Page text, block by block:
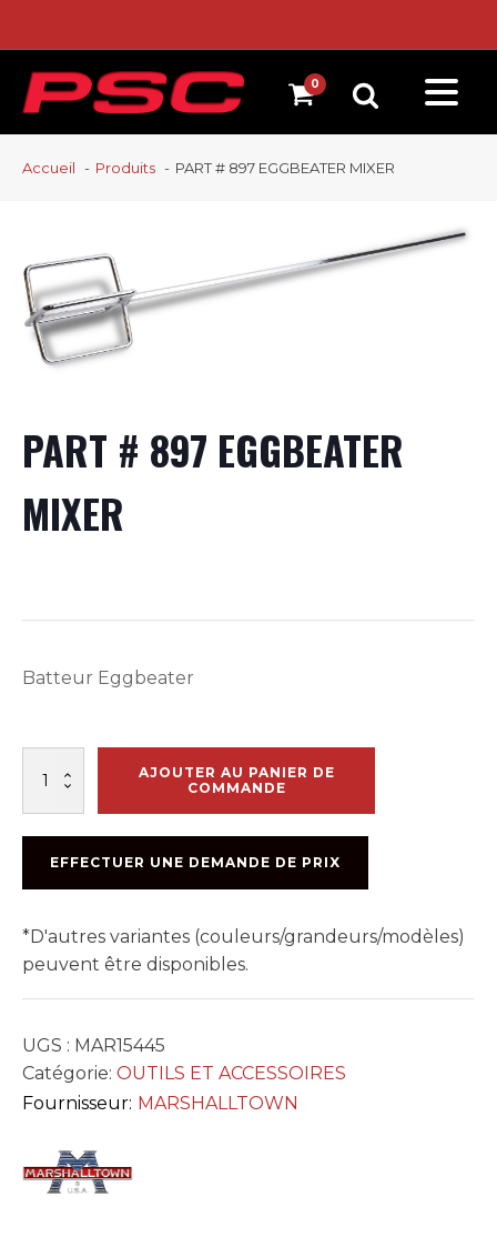
Accueil Produits PART # 897 EGGBEATER MIXER
PART # 897 EGGBEATER
MIXER
Batteur Eggbeater
PART
EGGBEATER
MIXER
AJOUTER AU PANIER DE
COMMANDE
EFFECTUER UNE DEMANDE DE PRIX
*D'autres variantes (couleurs/grandeurs/modèles)
peuvent être disponibles.
UGS : MAR15445
Catégorie: OUTILS ET ACCESSOIRES
Fournisseur: MARSHALLTOWN